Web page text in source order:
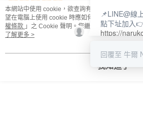
很划算的組合
本網站中使用 cookie，欲查詢有關本網站使用
望在電腦上使用 cookie 時應如何變更電腦的
權條款 」之 Cookie 聲明。您繼續使用本網站即表
用條款之 Cookie 聲明使用 cookie。
了解更多 >
我知道了
📌LINE@線
點下址加入
https://
📌電話客服
18:00
回覆至 牛爾